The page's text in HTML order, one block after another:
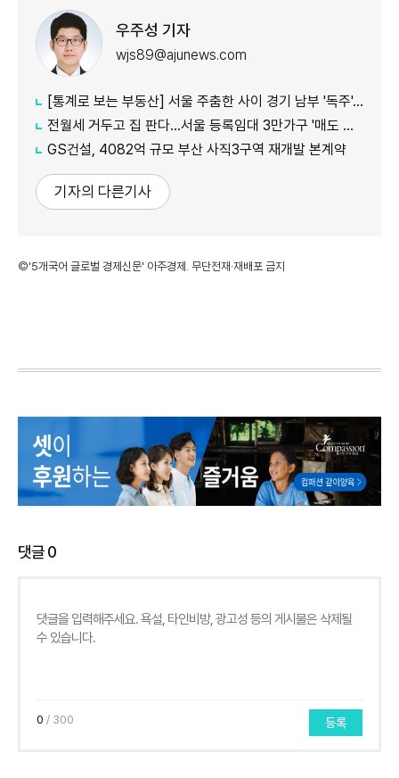
우주성 기자
wjs89@ajunews.com
[통계로 보는 부동산] 서울 주춤한 사이 경기 남부 '독주'…세제 개편에 실수요 이동 빨라지나
전월세 거두고 집 판다…서울 등록임대 3만가구 '매도 기로'
GS건설, 4082억 규모 부산 사직3구역 재개발 본계약
기자의 다른기사
©'5개국어 글로벌 경제신문' 아주경제. 무단전재·재배포 금지
댓글0
0 / 300 등록